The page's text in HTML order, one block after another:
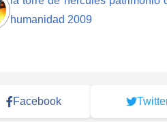
humanidad 2009
Facebook